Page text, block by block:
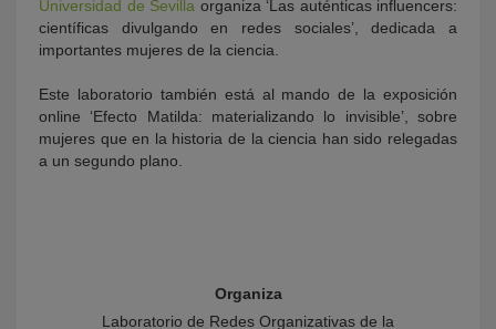
Universidad de Sevilla organiza ‘Las auténticas influencers:
científicas divulgando en redes sociales’, dedicada a
importantes mujeres de la ciencia.
Este laboratorio también está al mando de la exposición
online ‘Efecto Matilda: materializando lo invisible’, sobre
mujeres que en la historia de la ciencia han sido relegadas
a un segundo plano.
Organiza
Laboratorio de Redes Organizativas de la